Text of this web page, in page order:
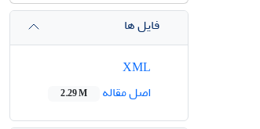
فایل ها
اصل مقاله
2.29 M